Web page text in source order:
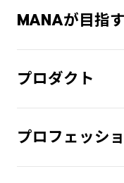
MANAが目指
プロダクト
プロフェッシ